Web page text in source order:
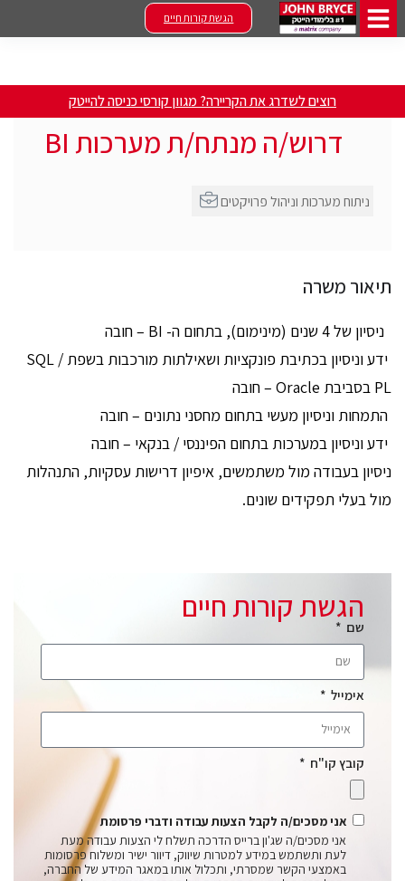
הגשת קורות חיים
רוצים לשדרג את הקריירה? מגוון קורסי כניסה להייטק
דרוש/ה מנתח/ת מערכות BI
תיאור משרה
ניסיון של 4 שנים (מינימום), בתחום ה- BI – חובה
ידע וניסיון בכתיבת פונקציות ושאילתות מורכבות בשפת SQL /
PL בסביבת Oracle – חובה
התמחות וניסיון מעשי בתחום מחסני נתונים – חובה
ידע וניסיון במערכות בתחום הפיננסי / בנקאי – חובה
ניסיון בעבודה מול משתמשים, איפיון דרישות עסקיות, התנהלות
מול בעלי תפקידים שונים.
הגשת קורות חיים
שם
אימייל
קובץ קו"ח
אני מסכים/ה לקבל הצעות עבודה ודברי פרסומת
אני מסכים/ה שג'ון ברייס הדרכה תשלח לי הצעות עבודה מעת
לעת ותשתמש במידע למטרות שיווק, דיוור ישיר ומשלוח פרסומות
באמצעי הקשר שמסרתי, ותכלול אותו במאגר המידע של החברה,